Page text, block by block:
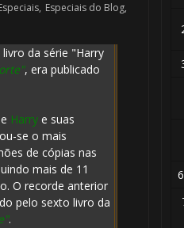
, Especiais do Blog,
da série "Harry
, era publicado
Harrye suas
se o mais
de cópias nas
mais de 11
O recorde anterior
pelo sexto livro da
.